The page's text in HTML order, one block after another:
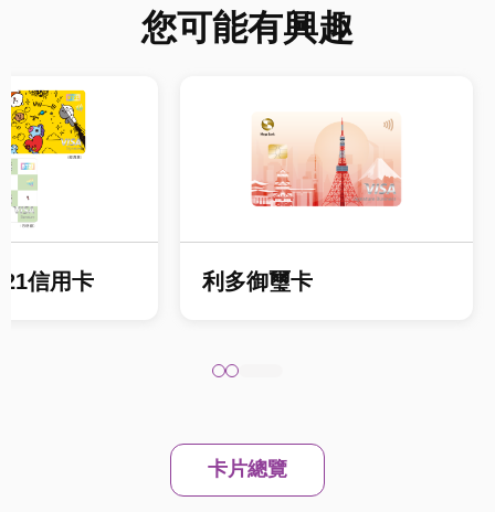
您可能有興趣
信用卡 利多御璽卡
卡片總覽